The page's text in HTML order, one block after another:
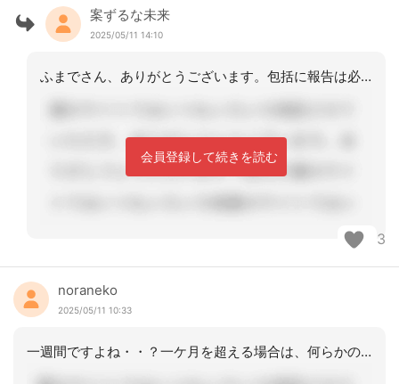
案ずるな未来
2025/05/11 14:10
ふまでさん、ありがとうございます。包括に報告は必須ですね！
会員登録して続きを読む
3
noraneko
2025/05/11 10:33
一週間ですよね・・？一ケ月を超える場合は、何らかの連携など必要かもしれませんが・